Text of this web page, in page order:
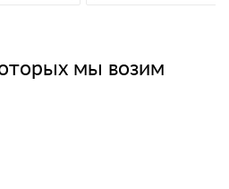
мы возим